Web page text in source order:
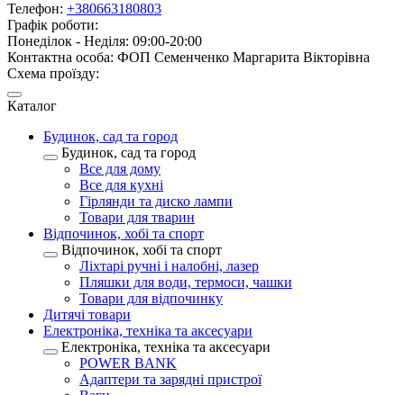
Телефон: +380663180803
Графік роботи:
Понеділок - Неділя: 09:00-20:00
Контактна особа: ФОП Семенченко Маргарита Вікторівна
Схема проїзду:
Каталог
Будинок, сад та город
Будинок, сад та город
Все для дому
Все для кухні
Гірлянди та диско лампи
Товари для тварин
Відпочинок, хобі та спорт
Відпочинок, хобі та спорт
Ліхтарі ручні і налобні, лазер
Пляшки для води, термоси, чашки
Товари для відпочинку
Дитячі товари
Електроніка, техніка та аксесуари
Електроніка, техніка та аксесуари
POWER BANK
Адаптери та зарядні пристрої